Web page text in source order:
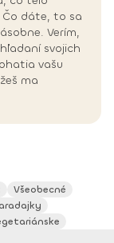
Čo dáte, to sa
Verím,
svojich
vašu
ma
Všeobecné